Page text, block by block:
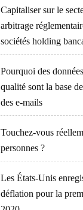
Capitaliser sur le
arbitrage
sociétés holding
Pourquoi des
qualité sont la base
des e-mails
Touchez-vous
personnes ?
Les États-Unis
déflation pour la